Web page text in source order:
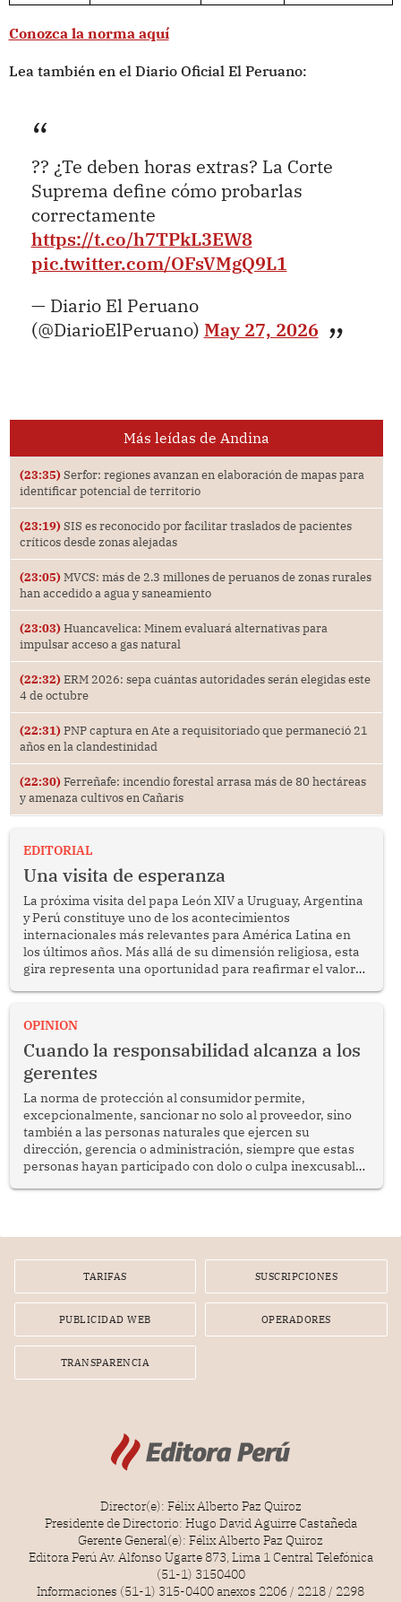
Conozca la norma aquí
Lea también en el Diario Oficial El Peruano:
?? ¿Te deben horas extras? La Corte
Suprema define cómo probarlas
correctamente
https://t.co/h7TPkL3EW8
pic.twitter.com/OFsVMgQ9L1
— Diario El Peruano
(@DiarioElPeruano) May 27, 2026
Más leídas de Andina
(23:35) Serfor: regiones avanzan en elaboración de mapas para
identificar potencial de territorio
(23:19) SIS es reconocido por facilitar traslados de pacientes
críticos desde zonas alejadas
(23:05) MVCS: más de 2.3 millones de peruanos de zonas rurales
han accedido a agua y saneamiento
(23:03) Huancavelica: Minem evaluará alternativas para
impulsar acceso a gas natural
(22:32) ERM 2026: sepa cuántas autoridades serán elegidas este
4 de octubre
(22:31) PNP captura en Ate a requisitoriado que permaneció 21
años en la clandestinidad
(22:30) Ferreñafe: incendio forestal arrasa más de 80 hectáreas
y amenaza cultivos en Cañaris
EDITORIAL
Una visita de esperanza
La próxima visita del papa León XIV a Uruguay, Argentina
y Perú constituye uno de los acontecimientos
internacionales más relevantes para América Latina en
los últimos años. Más allá de su dimensión religiosa, esta
gira representa una oportunidad para reafirmar el valor
enfrenta desafíos en materia de desarrollo, cohesión
OPINION
Cuando la responsabilidad alcanza a los
gerentes
La norma de protección al consumidor permite,
excepcionalmente, sancionar no solo al proveedor, sino
también a las personas naturales que ejercen su
dirección, gerencia o administración, siempre que estas
personas hayan participado con dolo o culpa inexcusable
por la frustrada realización de un meet and greet con
TARIFAS SUSCRIPCIONES
PUBLICIDAD WEB OPERADORES
TRANSPARENCIA
Director(e): Félix Alberto Paz Quiroz
Presidente de Directorio: Hugo David Aguirre Castañeda
Gerente General(e): Félix Alberto Paz Quiroz
Editora Perú Av. Alfonso Ugarte 873, Lima 1 Central Telefónica
(51-1) 3150400
Informaciones (51-1) 315-0400 anexos 2206 / 2218 / 2298